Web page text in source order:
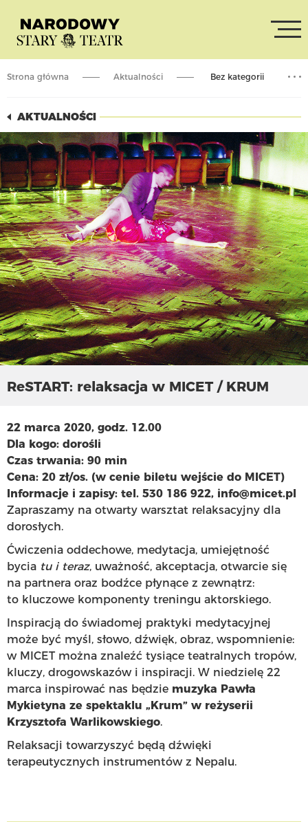
Strona główna Bez kategorii
Aktualności
AKTUALNOŚCI
ReSTART: relaksacja w MICET / KRUM
22 marca 2020, godz. 12.00
Dla kogo: dorośli
Czas trwania: 90 min
Cena: 20 zł/os. (w cenie biletu wejście do MICET)
Informacje i zapisy: tel. 530 186 922, info@micet.pl
Zapraszamy na otwarty warsztat relaksacyjny dla
dorosłych.
Ćwiczenia oddechowe, medytacja, umiejętność
bycia tu i teraz, uważność, akceptacja, otwarcie się
na partnera oraz bodźce płynące z zewnątrz:
to kluczowe komponenty treningu aktorskiego.
Inspiracją do świadomej praktyki medytacyjnej
może być myśl, słowo, dźwięk, obraz, wspomnienie:
w MICET można znaleźć tysiące teatralnych tropów,
kluczy, drogowskazów i inspiracji. W niedzielę 22
marca inspirować nas będzie muzyka Pawła
Mykietyna ze spektaklu „Krum” w reżyserii
Krzysztofa Warlikowskiego.
Relaksacji towarzyszyć będą dźwięki
terapeutycznych instrumentów z Nepalu.